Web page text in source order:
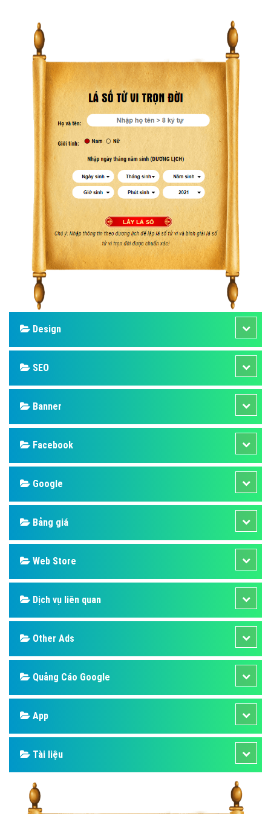
Design
SEO
Banner
Facebook
Google
Bảng giá
Web Store
Dịch vụ liên quan
Other Ads
Quảng Cáo Google
App
Tài liệu